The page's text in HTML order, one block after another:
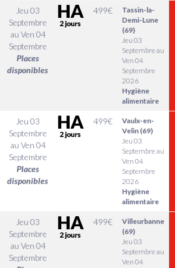
Jeu 03
Septembre
au Ven 04
Septembre
Places
disponibles
499€
Tassin-la-
Demi-Lune
(69)
Jeu 03
Septembre au
Ven 04
Septembre
2026
Hygiène
alimentaire
Jeu 03
Septembre
au Ven 04
Septembre
Places
disponibles
499€
Vaulx-en-
Velin (69)
Jeu 03
Septembre au
Ven 04
Septembre
2026
Hygiène
alimentaire
Jeu 03
Septembre
au Ven 04
Septembre
499€
Villeurbanne
(69)
Jeu 03
Septembre au
Ven 04